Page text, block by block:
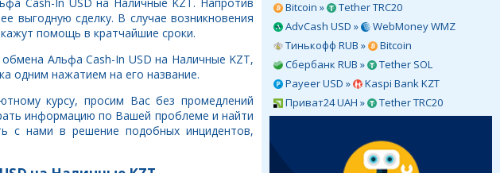
Bitcoin »
Tether TRC20
AdvCash USD »
WebMoney WMZ
Тинькофф RUB »
Bitcoin
Сбербанк RUB »
Tether SOL
Payeer USD »
Kaspi Bank KZT
Приват24 UAH »
Tether TRC20
выгодную сделку. В случае возникновения
помощь в кратчайшие сроки.
Альфа Cash-In USD на Наличные KZT,
одним нажатием на его название.
курсу, просим Вас без промедлений
информацию по Вашей проблеме и найти
с нами в решение подобных инцидентов,